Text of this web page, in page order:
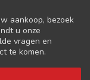
aankoop, bezoek
u onze
vragen en
te komen.